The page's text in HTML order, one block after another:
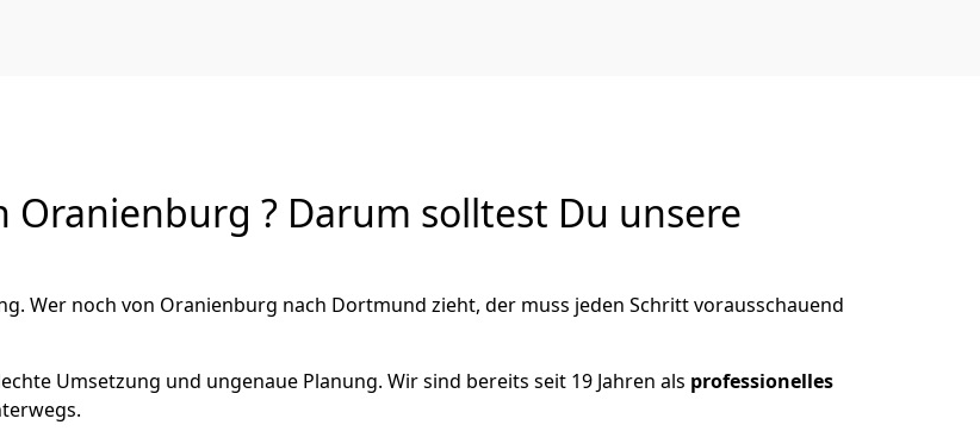
? Darum solltest Du unsere
Wer noch von Oranienburg nach Dortmund zieht, der muss jeden Schritt vorausschauend
Umsetzung und ungenaue Planung. Wir sind bereits seit 19 Jahren als professionelles